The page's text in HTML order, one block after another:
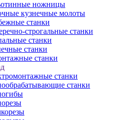
ножницы
кузнечные молоты
станки
строгальные станки
станки
станки
станки
станки
станки